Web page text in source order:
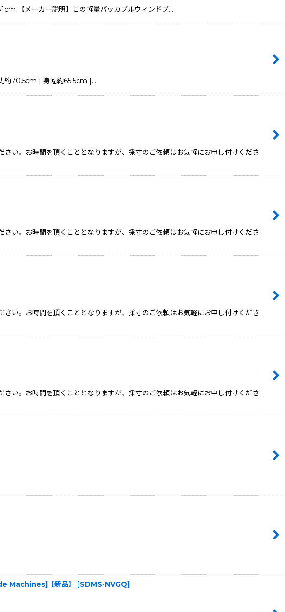
【メーカー説明】この軽量パッカブルウィンドブ…
70.5cm | 身幅約65.5cm |…
い。お時間を頂くこととなりますが、採寸のご依頼はお気軽にお申し付けくださ
い。お時間を頂くこととなりますが、採寸のご依頼はお気軽にお申し付けくださ
い。お時間を頂くこととなりますが、採寸のご依頼はお気軽にお申し付けくださ
い。お時間を頂くこととなりますが、採寸のご依頼はお気軽にお申し付けくださ
【新品】 [SDMS-NVGQ]